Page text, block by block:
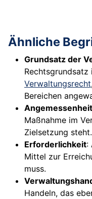
Ähnliche
Grundsatz der
Rechtsgrundsatz
Verwaltungsrecht
Bereichen
Angemessenheit
Maßnahme im
Zielsetzung steht.
Erforderlichkeit:
Mittel zur
muss.
Handeln, das